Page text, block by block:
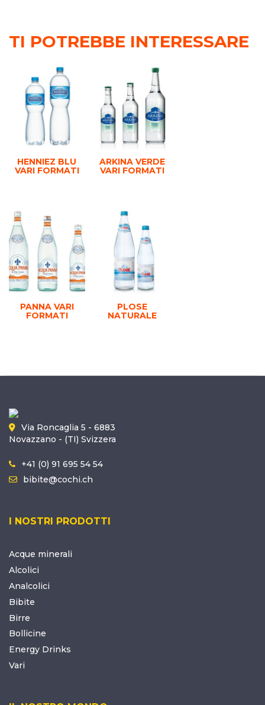
TI POTREBBE INTERESSARE
HENNIEZ BLU
VARI FORMATI
ARKINA VERDE
VARI FORMATI
PANNA VARI
FORMATI
PLOSE
NATURALE
Via Roncaglia 5 - 6883
Novazzano - (TI) Svizzera
+41 (0) 91 695 54 54
bibite@cochi.ch
I NOSTRI PRODOTTI
Acque minerali
Alcolici
Analcolici
Bibite
Birre
Bollicine
Energy Drinks
Vari